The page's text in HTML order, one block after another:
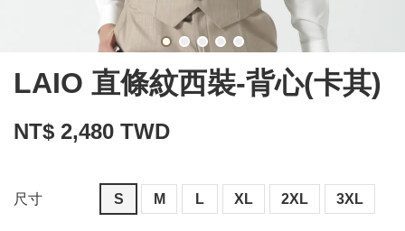
LAIO 直條紋西裝-背心(卡其)
NT$ 2,480 TWD
尺寸 S M L XL 2XL 3XL